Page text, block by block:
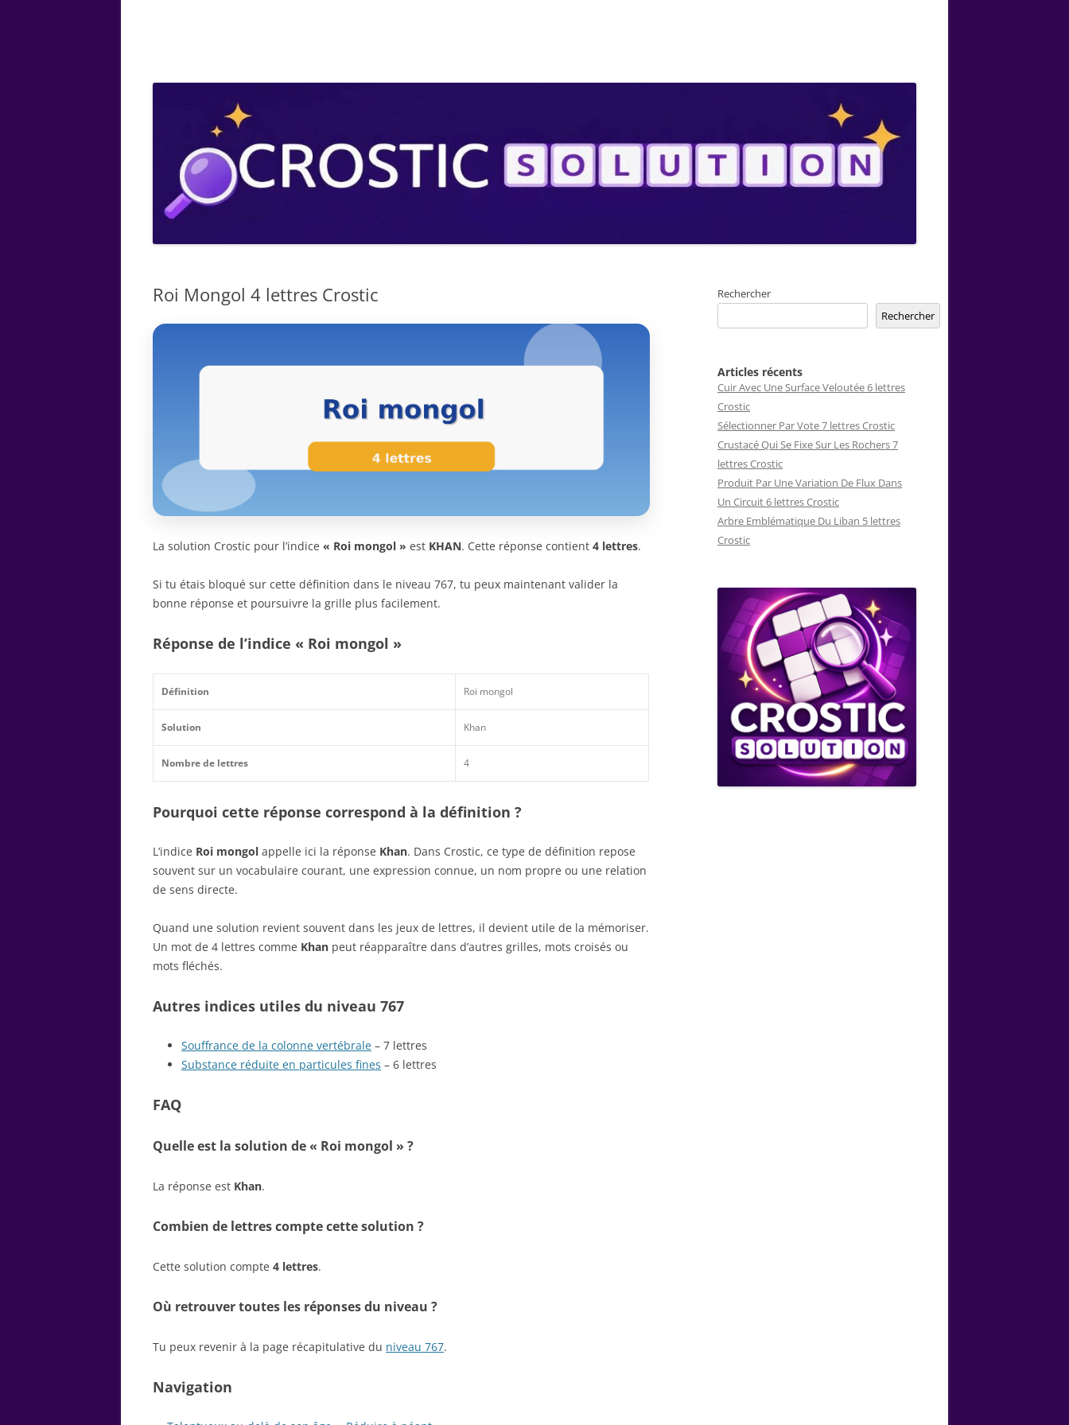
Roi Mongol 4 lettres Crostic
La solution Crostic pour l’indice « Roi mongol » est KHAN. Cette réponse contient 4 lettres.
Si tu étais bloqué sur cette définition dans le niveau 767, tu peux maintenant valider la
bonne réponse et poursuivre la grille plus facilement.
Réponse de l’indice « Roi mongol »
Définition Roi mongol
Solution Khan
Nombre de lettres 4
Pourquoi cette réponse correspond à la définition ?
L’indice Roi mongol appelle ici la réponse Khan. Dans Crostic, ce type de définition repose
souvent sur un vocabulaire courant, une expression connue, un nom propre ou une relation
de sens directe.
Quand une solution revient souvent dans les jeux de lettres, il devient utile de la mémoriser.
Un mot de 4 lettres comme Khan peut réapparaître dans d’autres grilles, mots croisés ou
mots fléchés.
Autres indices utiles du niveau 767
Souffrance de la colonne vertébrale – 7 lettres
Substance réduite en particules fines – 6 lettres
FAQ
Quelle est la solution de « Roi mongol » ?
La réponse est Khan.
Combien de lettres compte cette solution ?
Cette solution compte 4 lettres.
Où retrouver toutes les réponses du niveau ?
Tu peux revenir à la page récapitulative du niveau 767.
Navigation
Rechercher
Rechercher
Articles récents
Cuir Avec Une Surface Veloutée 6 lettres
Crostic
Sélectionner Par Vote 7 lettres Crostic
Crustacé Qui Se Fixe Sur Les Rochers 7
lettres Crostic
Produit Par Une Variation De Flux Dans
Un Circuit 6 lettres Crostic
Arbre Emblématique Du Liban 5 lettres
Crostic